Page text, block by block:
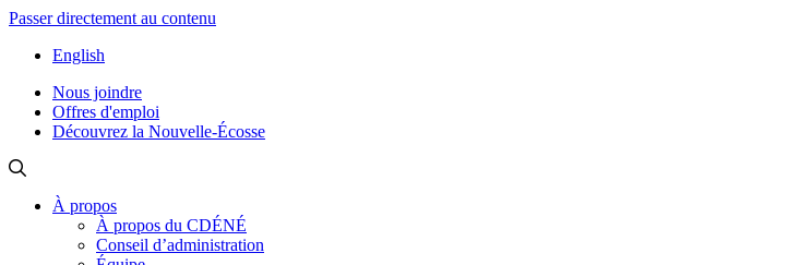
Passer directement au contenu
English
Nous joindre
Offres d'emploi
Découvrez la Nouvelle-Écosse
À propos
À propos du CDÉNÉ
Conseil d’administration